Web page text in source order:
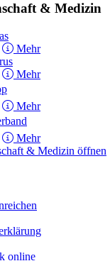
& Medizin
Mehr
Mehr
Mehr
Mehr
& Medizin öffnen
online